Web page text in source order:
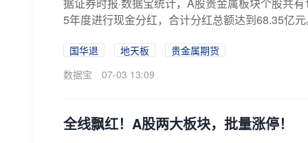
5年度进行现金分红，合计分红总额达到68.35亿
国华退 地天板
贵金属期货
数据宝
07-03 13:09
全线飘红！A股两大板块，批量涨停！